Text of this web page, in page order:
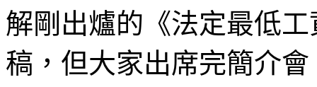
解剛出爐的《法定最低
稿，但大家出席完簡介